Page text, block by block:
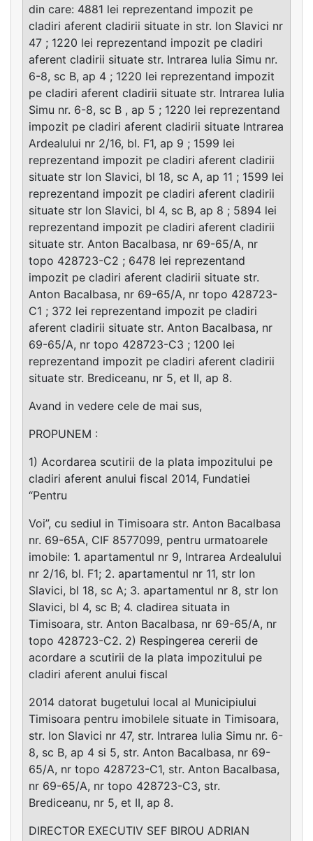
din care: 4881 lei reprezentand impozit pe
cladiri aferent cladirii situate in str. Ion Slavici nr
47 ; 1220 lei reprezentand impozit pe cladiri
aferent cladirii situate str. Intrarea Iulia Simu nr.
6-8, sc B, ap 4 ; 1220 lei reprezentand impozit
pe cladiri aferent cladirii situate str. Intrarea Iulia
Simu nr. 6-8, sc B , ap 5 ; 1220 lei reprezentand
impozit pe cladiri aferent cladirii situate Intrarea
Ardealului nr 2/16, bl. F1, ap 9 ; 1599 lei
reprezentand impozit pe cladiri aferent cladirii
situate str Ion Slavici, bl 18, sc A, ap 11 ; 1599 lei
reprezentand impozit pe cladiri aferent cladirii
situate str Ion Slavici, bl 4, sc B, ap 8 ; 5894 lei
reprezentand impozit pe cladiri aferent cladirii
situate str. Anton Bacalbasa, nr 69-65/A, nr
topo 428723-C2 ; 6478 lei reprezentand
impozit pe cladiri aferent cladirii situate str.
Anton Bacalbasa, nr 69-65/A, nr topo 428723-
C1 ; 372 lei reprezentand impozit pe cladiri
aferent cladirii situate str. Anton Bacalbasa, nr
69-65/A, nr topo 428723-C3 ; 1200 lei
reprezentand impozit pe cladiri aferent cladirii
situate str. Brediceanu, nr 5, et II, ap 8.
Avand in vedere cele de mai sus,
PROPUNEM :
1) Acordarea scutirii de la plata impozitului pe
cladiri aferent anului fiscal 2014, Fundatiei
“Pentru
Voi”, cu sediul in Timisoara str. Anton Bacalbasa
nr. 69-65A, CIF 8577099, pentru urmatoarele
imobile: 1. apartamentul nr 9, Intrarea Ardealului
nr 2/16, bl. F1; 2. apartamentul nr 11, str Ion
Slavici, bl 18, sc A; 3. apartamentul nr 8, str Ion
Slavici, bl 4, sc B; 4. cladirea situata in
Timisoara, str. Anton Bacalbasa, nr 69-65/A, nr
topo 428723-C2. 2) Respingerea cererii de
acordare a scutirii de la plata impozitului pe
cladiri aferent anului fiscal
2014 datorat bugetului local al Municipiului
Timisoara pentru imobilele situate in Timisoara,
str. Ion Slavici nr 47, str. Intrarea Iulia Simu nr. 6-
8, sc B, ap 4 si 5, str. Anton Bacalbasa, nr 69-
65/A, nr topo 428723-C1, str. Anton Bacalbasa,
nr 69-65/A, nr topo 428723-C3, str.
Brediceanu, nr 5, et II, ap 8.
DIRECTOR EXECUTIV SEF BIROU ADRIAN